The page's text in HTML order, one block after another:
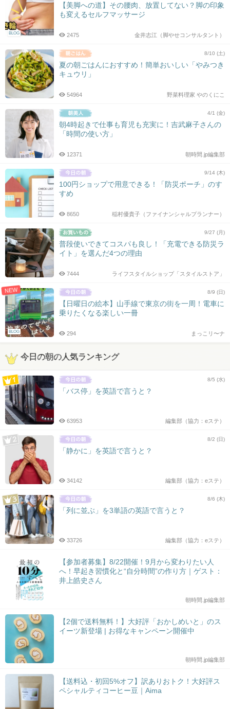
BLOG
【美脚への道】その腰肉、放置してない？脚の印象
も変えるセルフマッサージ
金井志江（脚やせコンサルタント）
2475
8/10 (土)
夏の朝ごはんにおすすめ！簡単おいしい「やみつき
キュウリ」
野菜料理家 やのくにこ
54964
4/1 (金)
朝4時起きで仕事も育児も充実に！吉武麻子さんの
「時間の使い方」
朝時間.jp編集部
12371
9/14 (木)
100円ショップで用意できる！「防災ポーチ」のす
すめ
稲村優貴子（ファイナンシャルプランナー）
8650
9/27 (月)
普段使いできてコスパも良し！「充電できる防災ラ
イト」を選んだ4つの理由
ライフスタイルショップ「スタイルストア」
7444
NEW
BLOG
8/9 (日)
【日曜日の絵本】山手線で東京の街を一周！電車に
乗りたくなる楽しい一冊
まっこリ〜ナ
294
今日の朝の人気ランキング
8/5 (水)
「バス停」を英語で言うと？
編集部（協力：eステ）
63953
8/2 (日)
「静かに」を英語で言うと？
編集部（協力：eステ）
34142
8/6 (木)
「列に並ぶ」を3単語の英語で言うと？
編集部（協力：eステ）
33726
【参加者募集】8/22開催！9月から変わりたい人
へ！早起き習慣化と“自分時間”の作り方｜ゲスト：
井上皓史さん
朝時間.jp編集部
【2個で送料無料！】大好評「おかしめいと」のス
イーツ新登場 | お得なキャンペーン開催中
朝時間.jp編集部
【送料込・初回5%オフ】訳ありおトク！大好評ス
ペシャルティコーヒー豆｜Aima